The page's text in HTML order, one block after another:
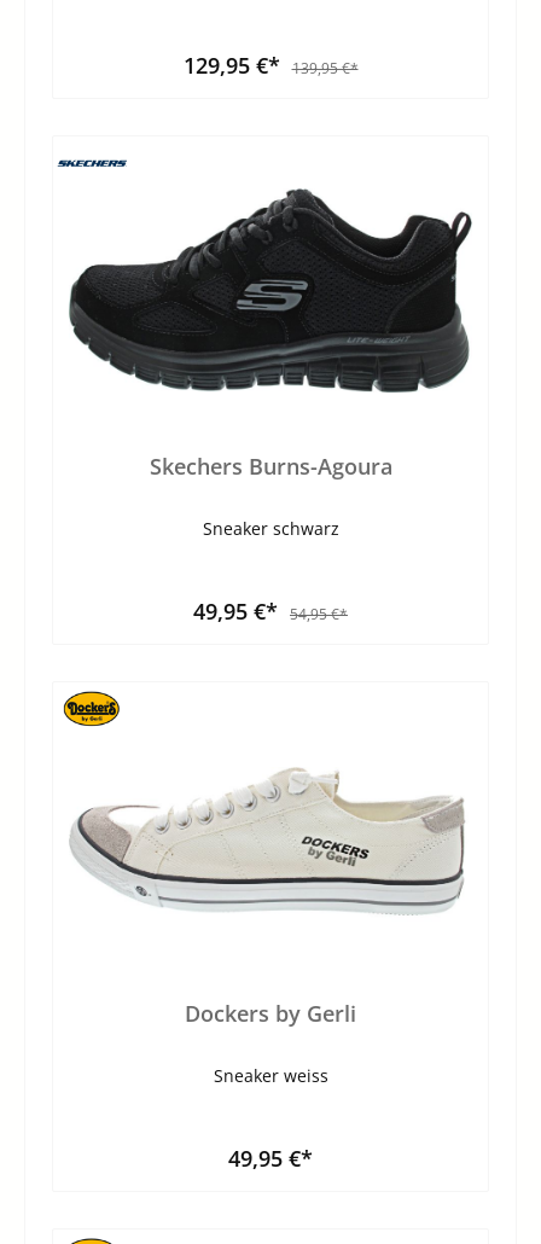
129,95 €* 139,95 €*
Skechers Burns-Agoura
Sneaker schwarz
49,95 €* 54,95 €*
Dockers by Gerli
Sneaker weiss
49,95 €*